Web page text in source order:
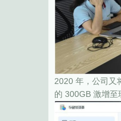
2020 年，公司又
的 300GB 激增至